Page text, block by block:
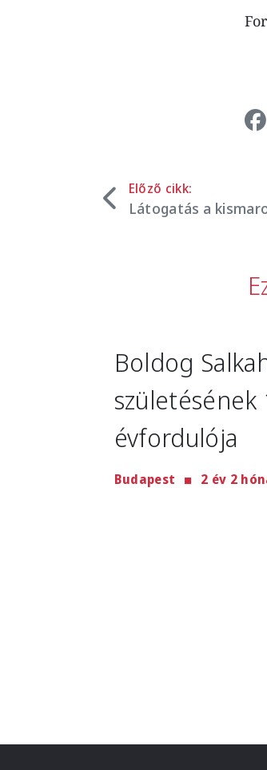
Előző cikk:
Látogatás a
Boldog
születésének
évfordulója
Budapest 2 év 2